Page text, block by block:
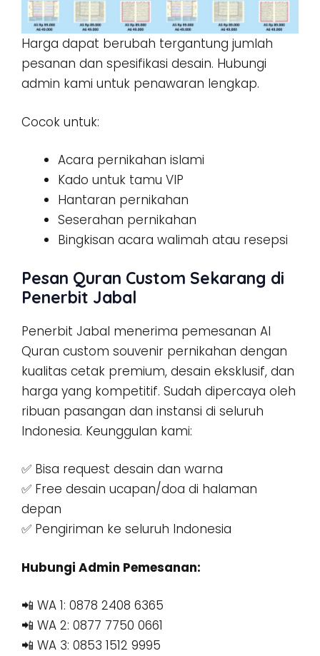
Harga dapat berubah tergantung jumlah
pesanan dan spesifikasi desain. Hubungi
admin kami untuk penawaran lengkap.
Cocok untuk:
Acara pernikahan islami
Kado untuk tamu VIP
Hantaran pernikahan
Seserahan pernikahan
Bingkisan acara walimah atau resepsi
Pesan Quran Custom Sekarang di
Penerbit Jabal
Penerbit Jabal menerima pemesanan Al
Quran custom souvenir pernikahan dengan
kualitas cetak premium, desain eksklusif, dan
harga yang kompetitif. Sudah dipercaya oleh
ribuan pasangan dan instansi di seluruh
Indonesia. Keunggulan kami:
✅ Bisa request desain dan warna
✅ Free desain ucapan/doa di halaman
depan
✅ Pengiriman ke seluruh Indonesia
Hubungi Admin Pemesanan:
📲 WA 1: 0878 2408 6365
📲 WA 2: 0877 7750 0661
📲 WA 3: 0853 1512 9995